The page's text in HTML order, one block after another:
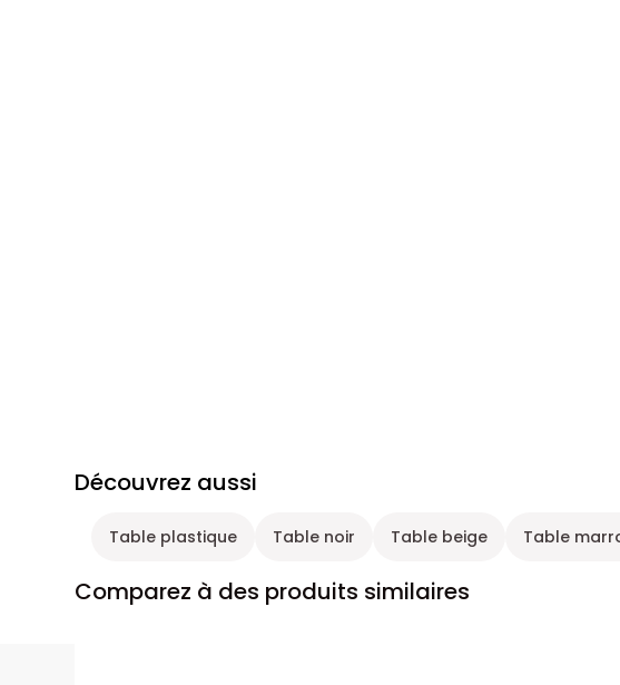
Découvrez aussi
Table plastique Table noir Table beige Table
Comparez à des produits similaires